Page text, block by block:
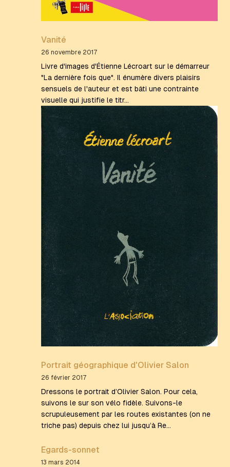
Vanité
26 novembre 2017
Livre d'images d'Étienne Lécroart sur le démarreur
"La dernière fois que". Il énumère divers plaisirs
sensuels de l'auteur et est bâti une contrainte
visuelle qui justifie le titr…
Portrait géographique d'Olivier Salon
26 février 2017
Dressons le portrait d’Olivier Salon. Pour cela,
suivons le sur son vélo fidèle. Suivons-le
scrupuleusement par les routes existantes (on ne
triche pas) depuis chez lui jusqu’à Re…
Egards-sonnet
13 mars 2014